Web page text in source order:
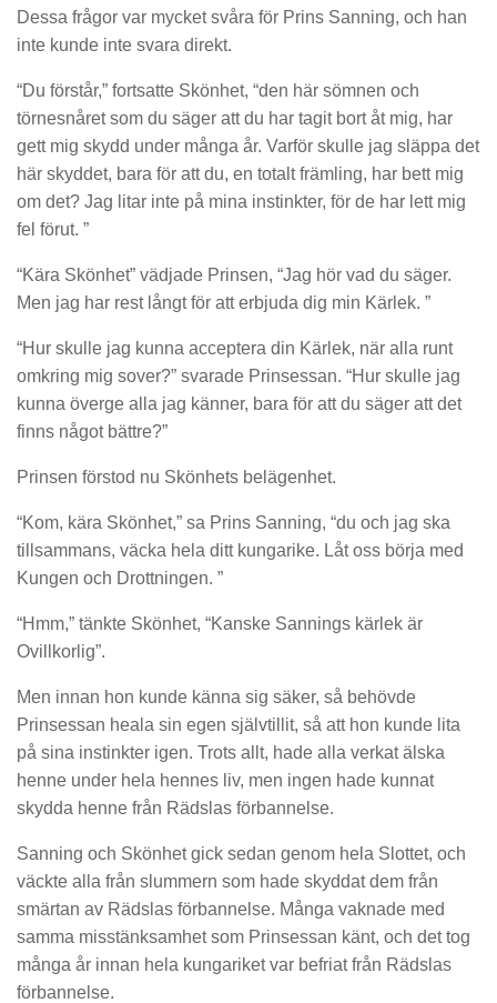
Dessa frågor var mycket svåra för Prins Sanning, och han
inte kunde inte svara direkt.
“Du förstår,” fortsatte Skönhet, “den här sömnen och
törnesnåret som du säger att du har tagit bort åt mig, har
gett mig skydd under många år. Varför skulle jag släppa det
här skyddet, bara för att du, en totalt främling, har bett mig
om det? Jag litar inte på mina instinkter, för de har lett mig
fel förut. ”
“Kära Skönhet” vädjade Prinsen, “Jag hör vad du säger.
Men jag har rest långt för att erbjuda dig min Kärlek. ”
“Hur skulle jag kunna acceptera din Kärlek, när alla runt
omkring mig sover?” svarade Prinsessan. “Hur skulle jag
kunna överge alla jag känner, bara för att du säger att det
finns något bättre?”
Prinsen förstod nu Skönhets belägenhet.
“Kom, kära Skönhet,” sa Prins Sanning, “du och jag ska
tillsammans, väcka hela ditt kungarike. Låt oss börja med
Kungen och Drottningen. ”
“Hmm,” tänkte Skönhet, “Kanske Sannings kärlek är
Ovillkorlig”.
Men innan hon kunde känna sig säker, så behövde
Prinsessan heala sin egen självtillit, så att hon kunde lita
på sina instinkter igen. Trots allt, hade alla verkat älska
henne under hela hennes liv, men ingen hade kunnat
skydda henne från Rädslas förbannelse.
Sanning och Skönhet gick sedan genom hela Slottet, och
väckte alla från slummern som hade skyddat dem från
smärtan av Rädslas förbannelse. Många vaknade med
samma misstänksamhet som Prinsessan känt, och det tog
många år innan hela kungariket var befriat från Rädslas
förbannelse.